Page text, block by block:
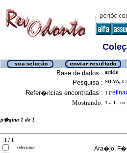
Base de dados : article
Pesquisa : SILVA,
Refer�ncias encontradas : 1 [refinar
Mostrando: 1 .. 1 no
p�gina 1 de 1
1 / 1
seleciona
Ara�jo,